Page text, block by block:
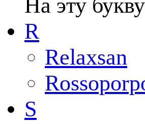
На эту
R
Relaxsan
S